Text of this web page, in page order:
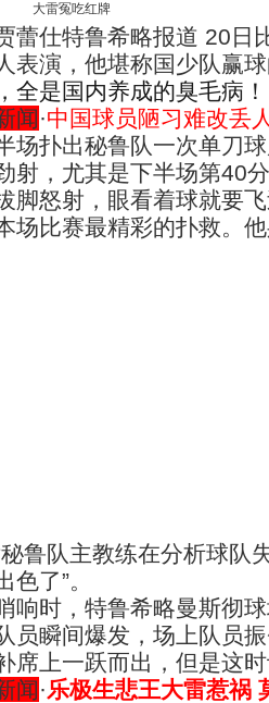
大雷冤吃红牌
仕特鲁希略报道 20日
表演，他堪称国少队赢
全是国内养成的臭毛病！
闻·中国球员陋习难改丢
扑出秘鲁队一次单刀球
射，尤其是下半场第40
脚怒射，眼看着球就要
场比赛最精彩的扑救。
鲁队主教练在分析球队
色了”。
时，特鲁希略曼斯彻球
员瞬间爆发，场上队员
席上一跃而出，但是这
闻·乐极生悲王大雷惹祸